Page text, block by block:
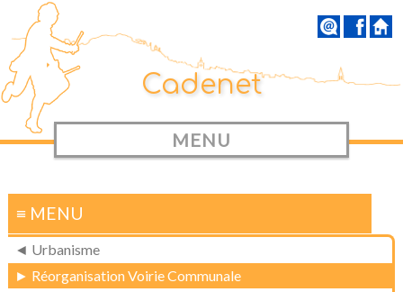
Cadenet
MENU
≡ MENU
◄ Urbanisme
► Réorganisation Voirie Communale